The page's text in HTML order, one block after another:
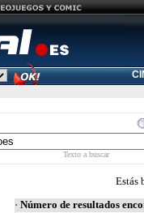
Texto a buscar
Estás
· Número de resultados